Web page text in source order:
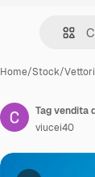
Home/Stock/Vettori
viucei40